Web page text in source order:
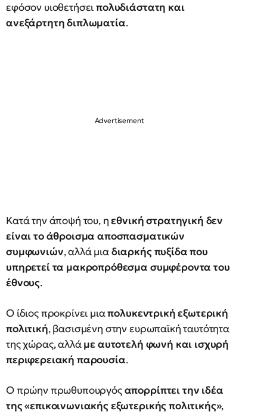
εφόσον υιοθετήσειπολυδιάστατη και
ανεξάρτητη διπλωματία.
Κατά την άποψή του, ηεθνική στρατηγική δεν
είναι το άθροισμα αποσπασματικών
συμφωνιών, αλλά μιαδιαρκής πυξίδα που
υπηρετεί τα μακροπρόθεσμα συμφέροντα του
έθνους.
Ο ίδιος προκρίνει μιαπολυκεντρική εξωτερική
πολιτική, βασισμένη στην ευρωπαϊκή ταυτότητα
της χώρας, αλλάμε αυτοτελή φωνή και ισχυρή
περιφερειακή παρουσία.
Ο πρώην πρωθυπουργόςαπορρίπτει την ιδέα
της «επικοινωνιακής εξωτερικής πολιτικής»,